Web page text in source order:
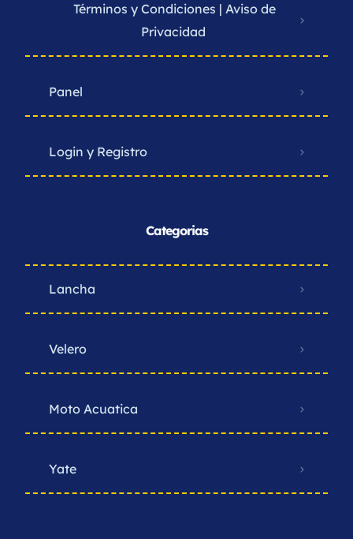
Términos y Condiciones | Aviso de
Privacidad ​
Panel
Login y Registro
Categorias
Lancha
Velero
Moto Acuatica
Yate